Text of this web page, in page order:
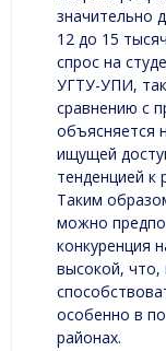
значительно
12 до 15
спрос на
УГТУ-УПИ,
сравнению с
объясняется
ищущей
тенденцией к
Таким
можно
конкуренция
высокой, что,
особенно в
районах.